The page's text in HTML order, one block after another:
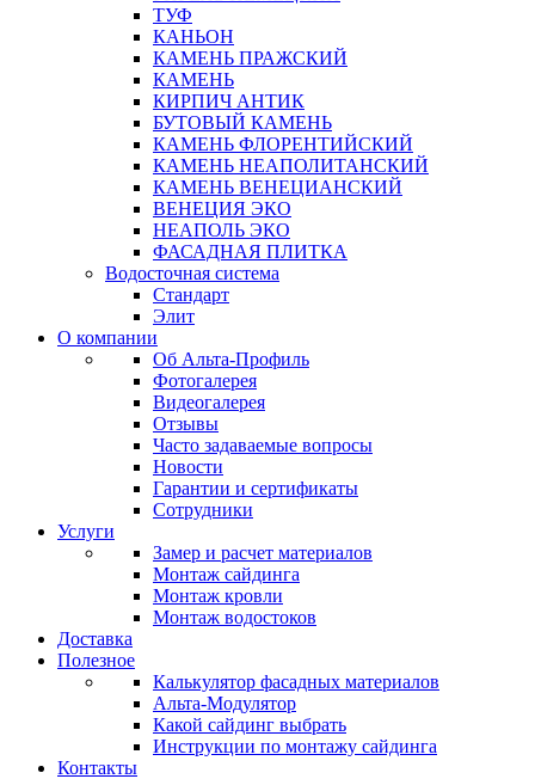
ТУФ
КАНЬОН
КАМЕНЬ ПРАЖСКИЙ
КАМЕНЬ
КИРПИЧ АНТИК
БУТОВЫЙ КАМЕНЬ
КАМЕНЬ ФЛОРЕНТИЙСКИЙ
КАМЕНЬ НЕАПОЛИТАНСКИЙ
КАМЕНЬ ВЕНЕЦИАНСКИЙ
ВЕНЕЦИЯ ЭКО
НЕАПОЛЬ ЭКО
ФАСАДНАЯ ПЛИТКА
Водосточная система
Стандарт
Элит
О компании
Об Альта-Профиль
Фотогалерея
Видеогалерея
Отзывы
Часто задаваемые вопросы
Новости
Гарантии и сертификаты
Сотрудники
Услуги
Замер и расчет материалов
Монтаж сайдинга
Монтаж кровли
Монтаж водостоков
Доставка
Полезное
Калькулятор фасадных материалов
Альта-Модулятор
Какой сайдинг выбрать
Инструкции по монтажу сайдинга
Контакты